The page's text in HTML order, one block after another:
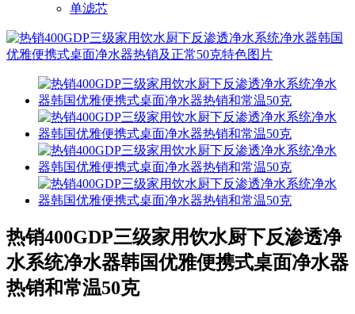
单滤芯
热销400GDP三级家用饮水厨下反渗透净
水系统净水器韩国优雅便携式桌面净水器
热销和常温50克